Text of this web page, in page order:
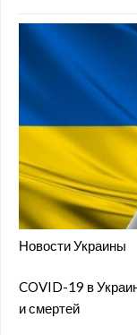
Новости Украины
COVID-19 в
и смертей